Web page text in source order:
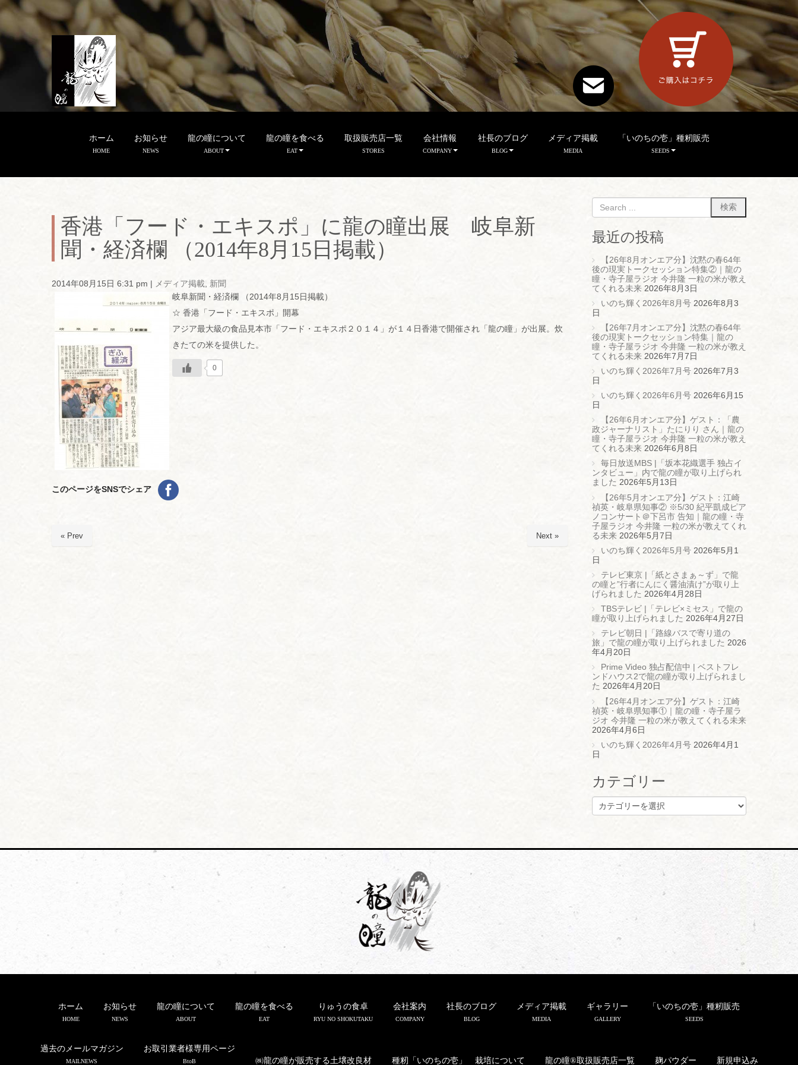
ホーム
HOME
お知らせ
NEWS
龍の瞳について
ABOUT
龍の瞳を食べる
EAT
取扱販売店一覧
STORES
会社情報
COMPANY
社長のブログ
BLOG
メディア掲載
MEDIA
「いのちの壱」種籾販売
SEEDS
香港「フード・エキスポ」に龍の瞳出展 岐阜新
聞・経済欄 （2014年8月15日掲載）
2014年08月15日 6:31 pm メディア掲載, 新聞
岐阜新聞・経済欄 （2014年8月15日掲載）
☆ 香港「フード・エキスポ」開幕
アジア最大級の食品見本市「フード・エキスポ２０１４」が１４日香港で開催され「龍の瞳」が出展。炊
きたての米を提供した。
0
このページをSNSでシェア
« Prev Next »
最近の投稿
【26年8月オンエア分】沈黙の春64年
後の現実トークセッション特集②｜龍の
瞳・寺子屋ラジオ 今井隆 一粒の米が教え
てくれる未来 2026年8月3日
いのち輝く2026年8月号 2026年8月3
日
【26年7月オンエア分】沈黙の春64年
後の現実トークセッション特集｜龍の
瞳・寺子屋ラジオ 今井隆 一粒の米が教え
てくれる未来 2026年7月7日
いのち輝く2026年7月号 2026年7月3
日
いのち輝く2026年6月号 2026年6月15
日
【26年6月オンエア分】ゲスト：「農
政ジャーナリスト」たにりり さん｜龍の
瞳・寺子屋ラジオ 今井隆 一粒の米が教え
てくれる未来 2026年6月8日
毎日放送MBS |「坂本花織選手 独占イ
ンタビュー」内で龍の瞳が取り上げられ
ました 2026年5月13日
【26年5月オンエア分】ゲスト：江崎
禎英・岐阜県知事② ※5/30 紀平凱成ピア
ノコンサート＠下呂市 告知｜龍の瞳・寺
子屋ラジオ 今井隆 一粒の米が教えてくれ
る未来 2026年5月7日
いのち輝く2026年5月号 2026年5月1
日
テレビ東京 |「紙とさまぁ～ず」で龍
の瞳と”行者にんにく醤油漬け”が取り上
げられました 2026年4月28日
TBSテレビ |「テレビ×ミセス」で龍の
瞳が取り上げられました 2026年4月27日
テレビ朝日 |「路線バスで寄り道の
旅」で龍の瞳が取り上げられました 2026
年4月20日
Prime Video 独占配信中 | ベストフレ
ンドハウス2で龍の瞳が取り上げられまし
た 2026年4月20日
【26年4月オンエア分】ゲスト：江崎
禎英・岐阜県知事①｜龍の瞳・寺子屋ラ
ジオ 今井隆 一粒の米が教えてくれる未来
2026年4月6日
いのち輝く2026年4月号 2026年4月1
日
カテゴリー
カ
テ
ホーム
HOME
お知らせ
NEWS
龍の瞳について
ABOUT
龍の瞳を食べる
EAT
りゅうの食卓
RYU NO SHOKUTAKU
会社案内
COMPANY
社長のブログ
BLOG
メディア掲載
MEDIA
ギャラリー
GALLERY
「いのちの壱」種籾販売
SEEDS
過去のメールマガジン
MAILNEWS
お取引業者様専用ページ
BtoB ㈱龍の瞳が販売する土壌改良材 種籾「いのちの壱」 栽培について 龍の瞳®取扱販売店一覧 麹パウダー 新規申込み